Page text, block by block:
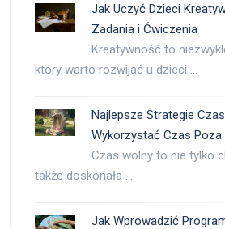
Jak Uczyć Dzieci
Zadania i Ćwiczenia
Kreatywność to
który warto rozwijać u dzieci …
Najlepsze Strategie
Wykorzystać Czas Poza
Czas wolny to nie tylko
także doskonała …
Jak Wprowadzić